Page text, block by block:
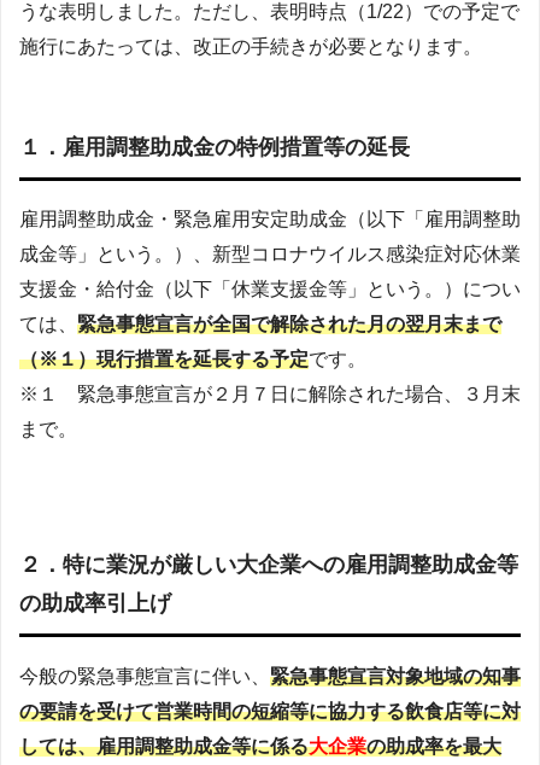
うな表明しました。ただし、表明時点（1/22）での予定で
施行にあたっては、改正の手続きが必要となります。
１．雇用調整助成金の特例措置等の延長
雇用調整助成金・緊急雇用安定助成金（以下「雇用調整助
成金等」という。）、新型コロナウイルス感染症対応休業
支援金・給付金（以下「休業支援金等」という。）につい
ては、 緊急事態宣言が全国で解除された月の翌月末まで
（※１）現行措置を延長する予定です。
※１ 緊急事態宣言が２月７日に解除された場合、３月末
まで。
２．特に業況が厳しい大企業への雇用調整助成金等
の助成率引上げ
今般の緊急事態宣言に伴い、 緊急事態宣言対象地域の知事
の要請を受けて営業時間の短縮等に協力する飲食店等に対
しては、雇用調整助成金等に係る大企業の助成率を最大